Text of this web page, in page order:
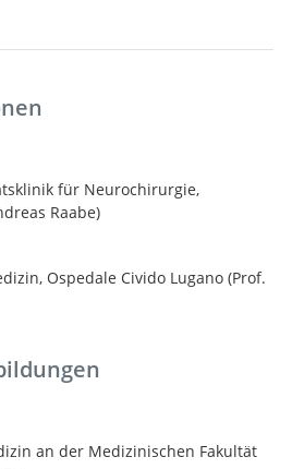
für Neurochirurgie,
Raabe)
Ospedale Civido Lugano (Prof.
an der Medizinischen Fakultät